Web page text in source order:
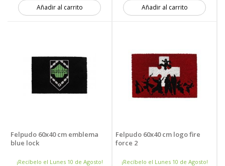
Añadir al carrito Añadir al carrito
Felpudo 60x40 cm emblema
blue lock
¡Recíbelo el Lunes 10 de Agosto!
Felpudo 60x40 cm logo fire
force 2
¡Recíbelo el Lunes 10 de Agosto!